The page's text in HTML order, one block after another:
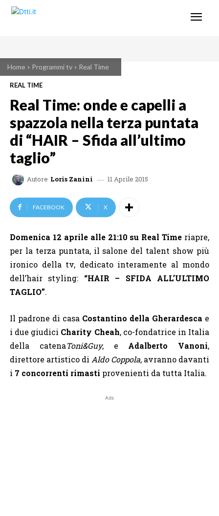
Home Programmi tv Real Time
REAL TIME
Real Time: onde e capelli a
spazzola nella terza puntata
di “HAIR – Sfida all’ultimo
taglio”
Autore Loris Zanini 11 Aprile 2015
FACEBOOK X
Domenica 12 aprile alle 21:10 su Real Time riapre,
per la terza puntata, il salone del talent show più
ironico della tv, dedicato interamente al mondo
dell’hair styling: “HAIR – SFIDA ALL’ULTIMO
TAGLIO”.
Il padrone di casa Costantino della Gherardesca e
i due giudici Charity Cheah, co-fondatrice in Italia
della catenaToni&Guy, e Adalberto Vanoni,
direttore artistico di Aldo Coppola, avranno davanti
i 7 concorrenti rimasti provenienti da tutta Italia.
Ads